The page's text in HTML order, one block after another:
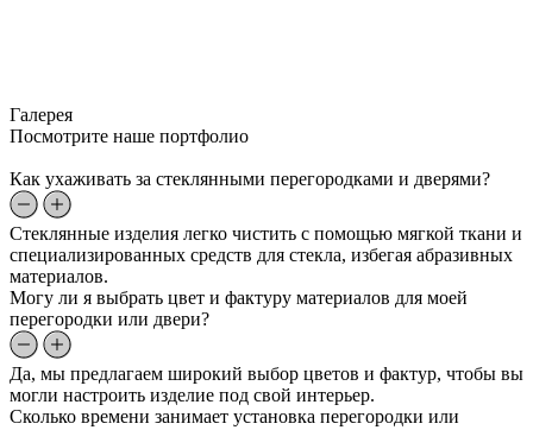
Галерея
Посмотрите наше портфолио
Как ухаживать за стеклянными перегородками и дверями?
Стеклянные изделия легко чистить с помощью мягкой ткани и
специализированных средств для стекла, избегая абразивных
материалов.
Могу ли я выбрать цвет и фактуру материалов для моей
перегородки или двери?
Да, мы предлагаем широкий выбор цветов и фактур, чтобы вы
могли настроить изделие под свой интерьер.
Сколько времени занимает установка перегородки или